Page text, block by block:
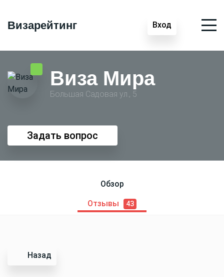
Визарейтинг Вход
Виза Мира
Большая Садовая ул., 5
Задать вопрос
Обзор
Отзывы 43
Назад